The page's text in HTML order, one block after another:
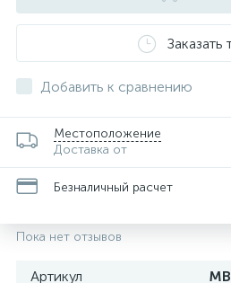
Заказать
Добавить к сравнению
Местоположение
Доставка от
Безналичный расчет
Пока нет отзывов
Артикул МВ